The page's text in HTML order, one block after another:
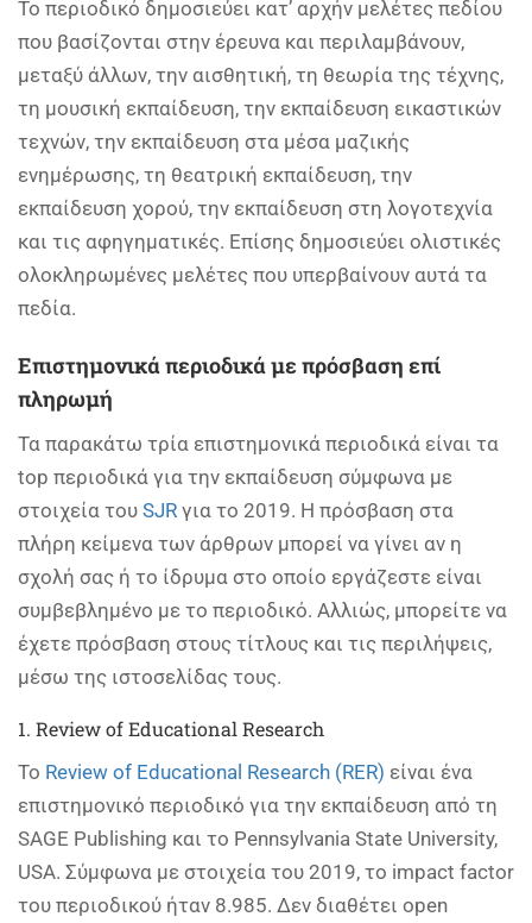
Το περιοδικό δημοσιεύει κατ’ αρχήν μελέτες πεδίου
που βασίζονται στην έρευνα και περιλαμβάνουν,
μεταξύ άλλων, την αισθητική, τη θεωρία της τέχνης,
τη μουσική εκπαίδευση, την εκπαίδευση εικαστικών
τεχνών, την εκπαίδευση στα μέσα μαζικής
ενημέρωσης, τη θεατρική εκπαίδευση, την
εκπαίδευση χορού, την εκπαίδευση στη λογοτεχνία
και τις αφηγηματικές. Επίσης δημοσιεύει ολιστικές
ολοκληρωμένες μελέτες που υπερβαίνουν αυτά τα
πεδία.
Επιστημονικά περιοδικά με πρόσβαση επί
πληρωμή
Τα παρακάτω τρία επιστημονικά περιοδικά είναι τα
top περιοδικά για την εκπαίδευση σύμφωνα με
στοιχεία του SJR για το 2019. Η πρόσβαση στα
πλήρη κείμενα των άρθρων μπορεί να γίνει αν η
σχολή σας ή το ίδρυμα στο οποίο εργάζεστε είναι
συμβεβλημένο με το περιοδικό. Αλλιώς, μπορείτε να
έχετε πρόσβαση στους τίτλους και τις περιλήψεις,
μέσω της ιστοσελίδας τους.
1. Review of Educational Research
To Review of Educational Research (RER) είναι ένα
επιστημονικό περιοδικό για την εκπαίδευση από τη
SAGE Publishing και το Pennsylvania State University,
USA. Σύμφωνα με στοιχεία του 2019, το impact factor
του περιοδικού ήταν 8.985. Δεν διαθέτει open